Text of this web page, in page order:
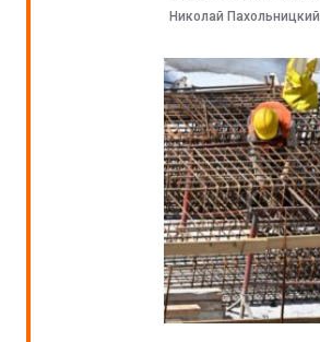
Николай Пахольницкий